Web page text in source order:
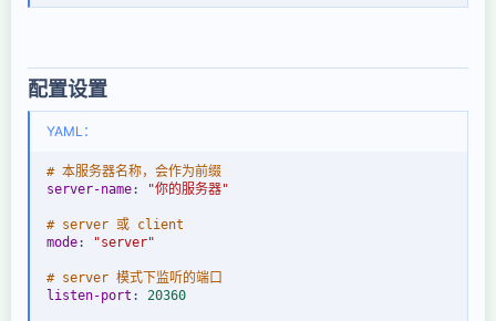
配置设置
YAML：
# 本服务器名称，会作为前缀
server-name: "你的服务器"
# server 或 client
mode: "server"
# server 模式下监听的端口
listen-port : 20360